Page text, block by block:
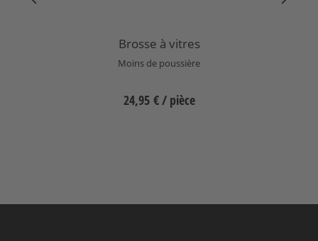
Brosse à vitres
Moins de poussière
24,95 €/ pièce